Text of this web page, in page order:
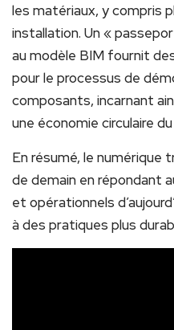
les matériaux, y compris
installation. Un «
au modèle BIM fournit
pour le processus de
composants, incarnant
une économie circulaire
En résumé, le
de demain en répondant
et opérationnels
à des pratiques plus